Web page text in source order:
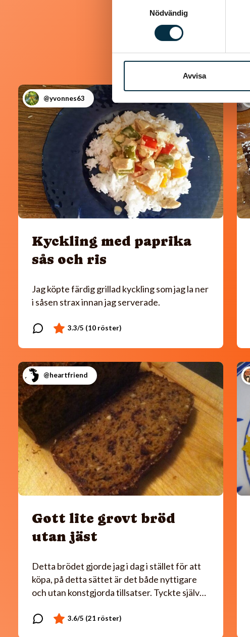
Nödvändig
Avvisa
@yvonnes63
Kyckling med paprika
sås och ris
Jag köpte färdig grillad kyckling som jag la ner
i såsen strax innan jag serverade.
@heartfriend
Gott lite grovt bröd
utan jäst
Detta brödet gjorde jag i dag i stället för att
köpa, på detta sättet är det både nyttigare
och utan konstgjorda tillsatser. Tyckte själv…